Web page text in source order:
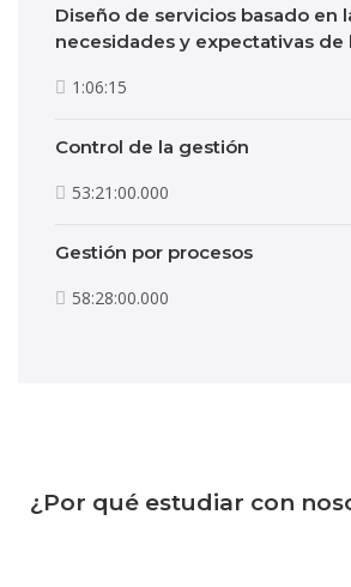
Diseño de servicios basado en
necesidades y expectativas de
1:06:15
Control de la gestión
53:21:00.000
Gestión por procesos
58:28:00.000
¿Por qué estudiar con